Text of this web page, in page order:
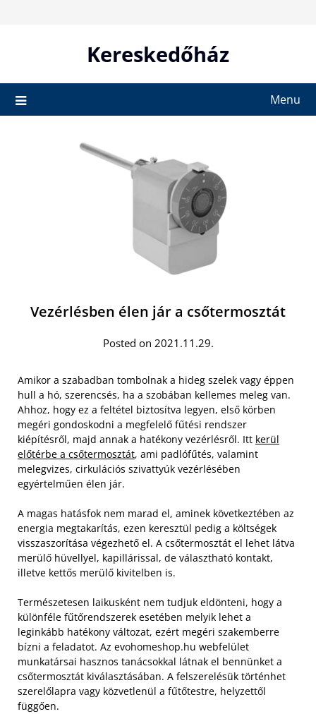
Kereskedőház
Menu
Vezérlésben élen jár a csőtermosztát
Posted on 2021.11.29.
Amikor a szabadban tombolnak a hideg szelek vagy éppen
hull a hó, szerencsés, ha a szobában kellemes meleg van.
Ahhoz, hogy ez a feltétel biztosítva legyen, első körben
megéri gondoskodni a megfelelő fűtési rendszer
kiépítésről, majd annak a hatékony vezérlésről. Itt kerül
előtérbe a csőtermosztát, ami padlófűtés, valamint
melegvizes, cirkulációs szivattyúk vezérlésében
egyértelműen élen jár.
A magas hatásfok nem marad el, aminek következtében az
energia megtakarítás, ezen keresztül pedig a költségek
visszaszorítása végezhető el. A csőtermosztát el lehet látva
merülő hüvellyel, kapillárissal, de választható kontakt,
illetve kettős merülő kivitelben is.
Természetesen laikusként nem tudjuk eldönteni, hogy a
különféle fűtőrendszerek esetében melyik lehet a
leginkább hatékony változat, ezért megéri szakemberre
bízni a feladatot. Az evohomeshop.hu webfelület
munkatársai hasznos tanácsokkal látnak el bennünket a
csőtermosztát kiválasztásában. A felszerelésük történhet
szerelőlapra vagy közvetlenül a fűtőtestre, helyzettől
függően.